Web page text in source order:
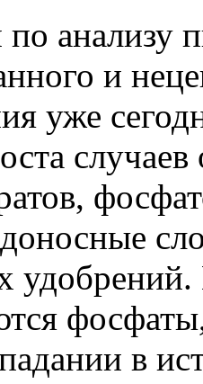
анализу
и
уже
в